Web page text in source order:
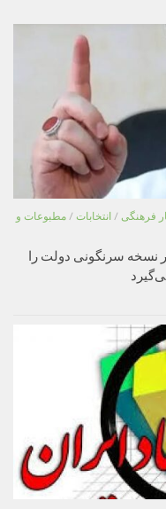
فرهنگی / انتخابات / مطبوعات و
نسخه سرنگونی دولت را